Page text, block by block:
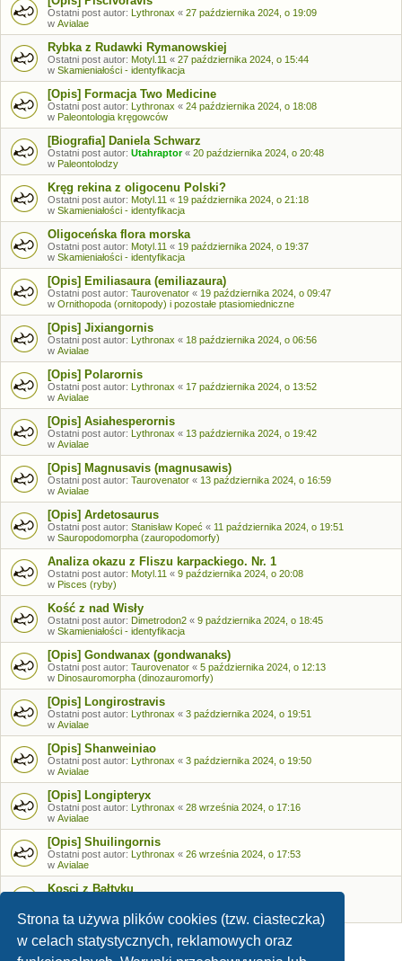
Strona ta używa plików cookies (tzw. ciasteczka)
w celach statystycznych, reklamowych oraz
Ostatni post autor: Lythronax « 27 października 2024, o 19:09
w Avialae
Rybka z Rudawki Rymanowskiej
Ostatni post autor: Motyl.11 « 27 października 2024, o 15:44
w Skamieniałości - identyfikacja
[Opis] Formacja Two Medicine
Ostatni post autor: Lythronax « 24 października 2024, o 18:08
w Paleontologia kręgowców
[Biografia] Daniela Schwarz
Ostatni post autor: Utahraptor« 20 października 2024, o 20:48
w Paleontolodzy
Kręg rekina z oligocenu Polski?
Ostatni post autor: Motyl.11 « 19 października 2024, o 21:18
w Skamieniałości - identyfikacja
Oligoceńska flora morska
Ostatni post autor: Motyl.11 « 19 października 2024, o 19:37
w Skamieniałości - identyfikacja
[Opis] Emiliasaura (emiliazaura)
Ostatni post autor: Taurovenator « 19 października 2024, o 09:47
w Ornithopoda (ornitopody) i pozostałe ptasiomiedniczne
[Opis] Jixiangornis
Ostatni post autor: Lythronax « 18 października 2024, o 06:56
w Avialae
[Opis] Polarornis
Ostatni post autor: Lythronax « 17 października 2024, o 13:52
w Avialae
[Opis] Asiahesperornis
Ostatni post autor: Lythronax « 13 października 2024, o 19:42
w Avialae
[Opis] Magnusavis (magnusawis)
Ostatni post autor: Taurovenator « 13 października 2024, o 16:59
w Avialae
[Opis] Ardetosaurus
Ostatni post autor: Stanisław Kopeć « 11 października 2024, o 19:51
w Sauropodomorpha (zauropodomorfy)
Analiza okazu z Fliszu karpackiego. Nr. 1
Ostatni post autor: Motyl.11 « 9 października 2024, o 20:08
w Pisces (ryby)
Kość z nad Wisły
Ostatni post autor: Dimetrodon2 « 9 października 2024, o 18:45
w Skamieniałości - identyfikacja
[Opis] Gondwanax (gondwanaks)
Ostatni post autor: Taurovenator « 5 października 2024, o 12:13
w Dinosauromorpha (dinozauromorfy)
[Opis] Longirostravis
Ostatni post autor: Lythronax « 3 października 2024, o 19:51
w Avialae
[Opis] Shanweiniao
Ostatni post autor: Lythronax « 3 października 2024, o 19:50
w Avialae
[Opis] Longipteryx
Ostatni post autor: Lythronax « 28 września 2024, o 17:16
w Avialae
[Opis] Shuilingornis
Ostatni post autor: Lythronax « 26 września 2024, o 17:53
w Avialae
Kosci z Bałtyku
Skamieniałości - identyfikacja